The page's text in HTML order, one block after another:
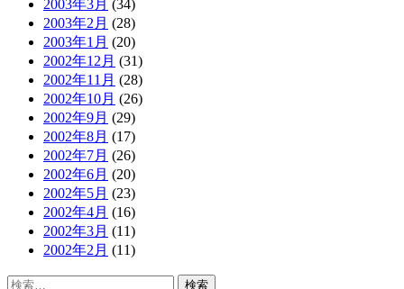
2003年3月 (34)
2003年2月 (28)
2003年1月 (20)
2002年12月 (31)
2002年11月 (28)
2002年10月 (26)
2002年9月 (29)
2002年8月 (17)
2002年7月 (26)
2002年6月 (20)
2002年5月 (23)
2002年4月 (16)
2002年3月 (11)
2002年2月 (11)
検